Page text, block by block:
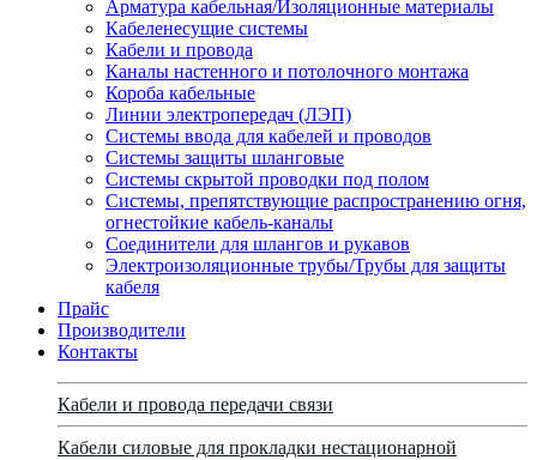
Арматура кабельная/Изоляционные материалы
Кабеленесущие системы
Кабели и провода
Каналы настенного и потолочного монтажа
Короба кабельные
Линии электропередач (ЛЭП)
Системы ввода для кабелей и проводов
Системы защиты шланговые
Системы скрытой проводки под полом
Системы, препятствующие распространению огня,
огнестойкие кабель-каналы
Соединители для шлангов и рукавов
Электроизоляционные трубы/Трубы для защиты
кабеля
Прайс
Производители
Контакты
Кабели и провода передачи связи
Кабели силовые для прокладки нестационарной